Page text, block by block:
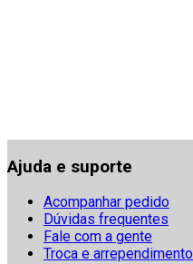
Ajuda e suporte
Acompanhar pedido
Dúvidas frequentes
Fale com a gente
Troca e arrependimento